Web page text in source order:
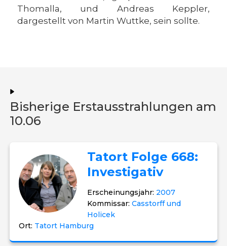
Thomalla, und Andreas Keppler,
dargestellt von Martin Wuttke, sein sollte.
Bisherige Erstausstrahlungen am
10.06
Tatort Folge 668:
Investigativ
Erscheinungsjahr: 2007
Kommissar:Casstorff und
Holicek
Ort: Tatort Hamburg